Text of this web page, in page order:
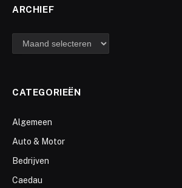
ARCHIEF
archief
CATEGORIEËN
Algemeen
Auto & Motor
Bedrijven
Caedau